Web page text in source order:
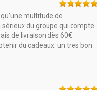
multitude de
du groupe qui compte
de livraison dès 60€
du cadeaux. un très bon